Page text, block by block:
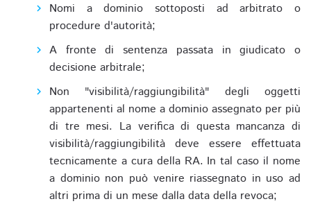
Nomi a dominio sottoposti ad arbitrato o
procedure d'autorità;
A fronte di sentenza passata in giudicato o
decisione arbitrale;
Non "visibilità/raggiungibilità" degli oggetti
appartenenti al nome a dominio assegnato per più
di tre mesi. La verifica di questa mancanza di
visibilità/raggiungibilità deve essere effettuata
tecnicamente a cura della RA. In tal caso il nome
a dominio non può venire riassegnato in uso ad
altri prima di un mese dalla data della revoca;